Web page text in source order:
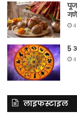
5
लाइफस्टाइल